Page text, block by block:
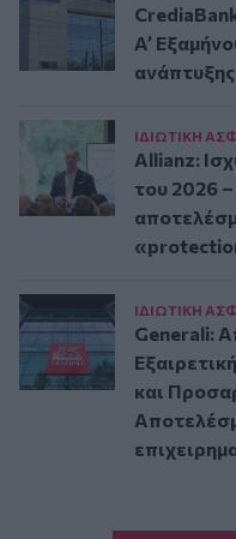
A’
ΙΔΙΩΤΙΚΗ
Allianz:
του 2026
ΙΔΙΩΤΙΚΗ
Generali:
και